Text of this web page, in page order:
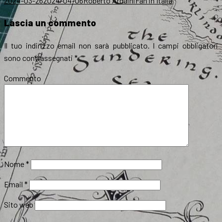
Lascia un commento
Il tuo indirizzo email non sarà pubblicato. I campi obbligatori
sono contrassegnati *
Commento *
Nome*
Email *
Sito web